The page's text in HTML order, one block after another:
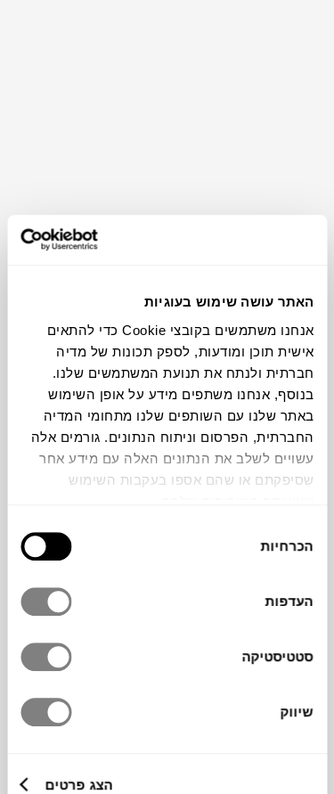
האתר עושה שימוש בעוגיות
אנחנו משתמשים בקובצי Cookie כדי להתאים
אישית תוכן ומודעות, לספק תכונות של מדיה
חברתית ולנתח את תנועת המשתמשים שלנו.
בנוסף, אנחנו משתפים מידע על אופן השימוש
באתר שלנו עם השותפים שלנו מתחומי המדיה
החברתית, הפרסום וניתוח הנתונים. גורמים אלה
עשויים לשלב את הנתונים האלה עם מידע אחר
שסיפקתם או שהם אספו בעקבות השימוש
הסכמה
הכרחיות
העדפות
סטטיסטיקה
שיווק
הצג פרטים
שטיח Apple של FERM LIVING KIDSמוסיף
רוך ושובבות לחדר הילדים. בעיצוב בהשראת
צורת תפוח, הוא יוצר אזור נעים ומוגדר על
הרצפה למשחק, מנוחה או קריאה. השטיח עשוי
צמר ניו־זילנדי בעבודת יד, עם גב כותנה,
ומעניק תחושה רכה ונעימה יחד עם עמידות.
פריט שמעגן את החלל, מוסיף חמימות ונותן